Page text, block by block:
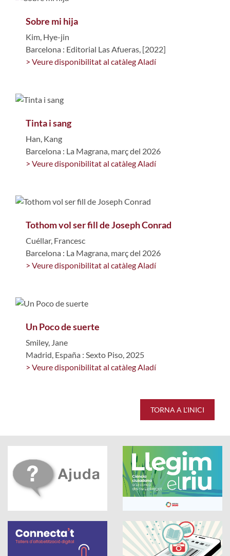
Sobre mi hija
Kim, Hye-jin
Barcelona : Editorial Las Afueras, [2022]
> Veure disponibilitat al catàleg Aladí
Tinta i sang
Han, Kang
Barcelona : La Magrana, març del 2026
> Veure disponibilitat al catàleg Aladí
Tothom vol ser fill de Joseph Conrad
Cuéllar, Francesc
Barcelona : La Magrana, març del 2026
> Veure disponibilitat al catàleg Aladí
Un Poco de suerte
Smiley, Jane
Madrid, España : Sexto Piso, 2025
> Veure disponibilitat al catàleg Aladí
TORNA A L'INICI